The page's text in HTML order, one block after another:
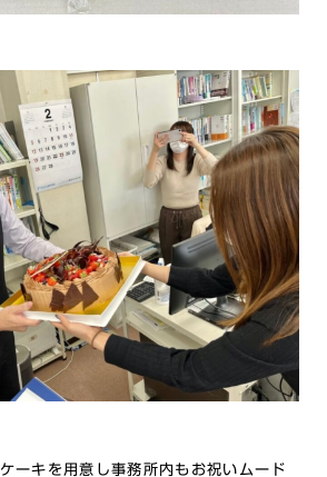
ーキを用意し事務所内もお祝いムード